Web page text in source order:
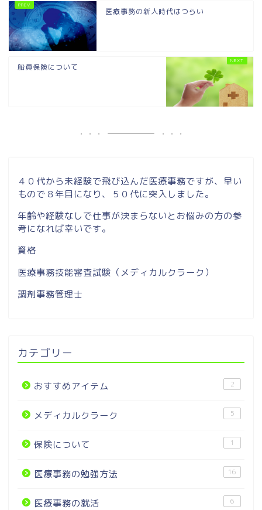
医療事務の新人時代はつらい
船員保険について
４０代から未経験で飛び込んだ医療事務ですが、早い
もので８年目になり、５０代に突入しました。
年齢や経験なしで仕事が決まらないとお悩みの方の参
考になれば幸いです。
資格
医療事務技能審査試験（メディカルクラーク）
調剤事務管理士
カテゴリー
おすすめアイテム 2
メディカルクラーク 5
保険について 1
医療事務の勉強方法 16
医療事務の就活 6